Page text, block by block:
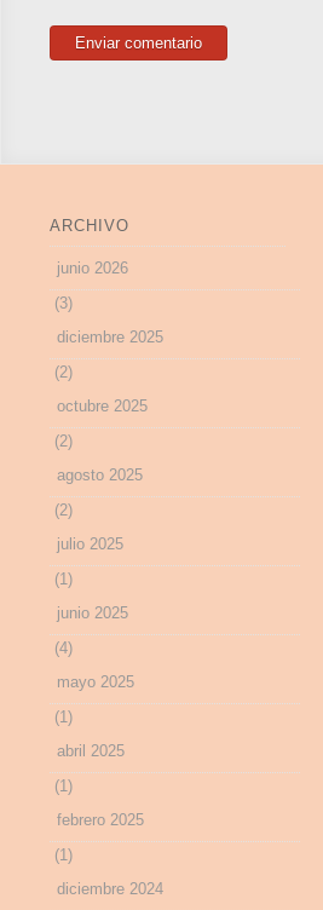
ARCHIVO
junio 2026
(3)
diciembre 2025
(2)
octubre 2025
(2)
agosto 2025
(2)
julio 2025
(1)
junio 2025
(4)
mayo 2025
(1)
abril 2025
(1)
febrero 2025
(1)
diciembre 2024